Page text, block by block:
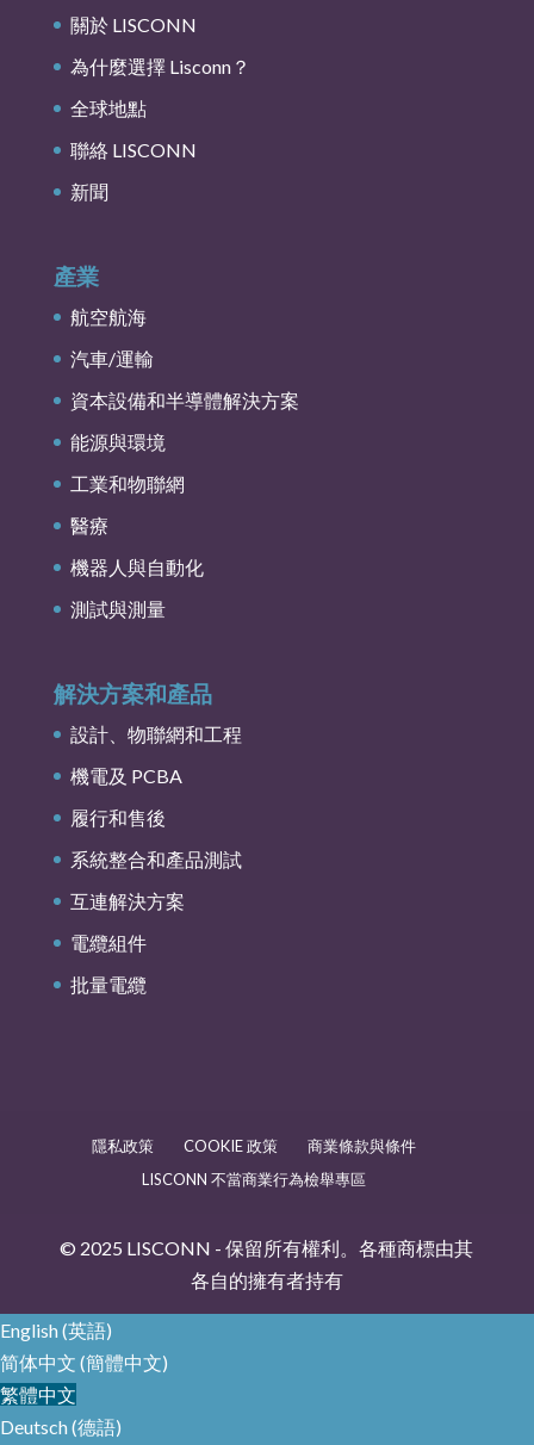
關於 LISCONN
為什麼選擇 Lisconn？
全球地點
聯絡 LISCONN
新聞
產業
航空航海
汽車/運輸
資本設備和半導體解決方案
能源與環境
工業和物聯網
醫療
機器人與自動化
測試與測量
解決方案和產品
設計、物聯網和工程
機電及 PCBA
履行和售後
系統整合和產品測試
互連解決方案
電纜組件
批量電纜
隱私政策 COOKIE 政策
商業條款與條件
LISCONN 不當商業行為檢舉專區
© 2025 LISCONN - 保留所有權利。各種商標由其
各自的擁有者持有
English(英語)
简体中文 (簡體中文)
繁體中文
Deutsch(德語)